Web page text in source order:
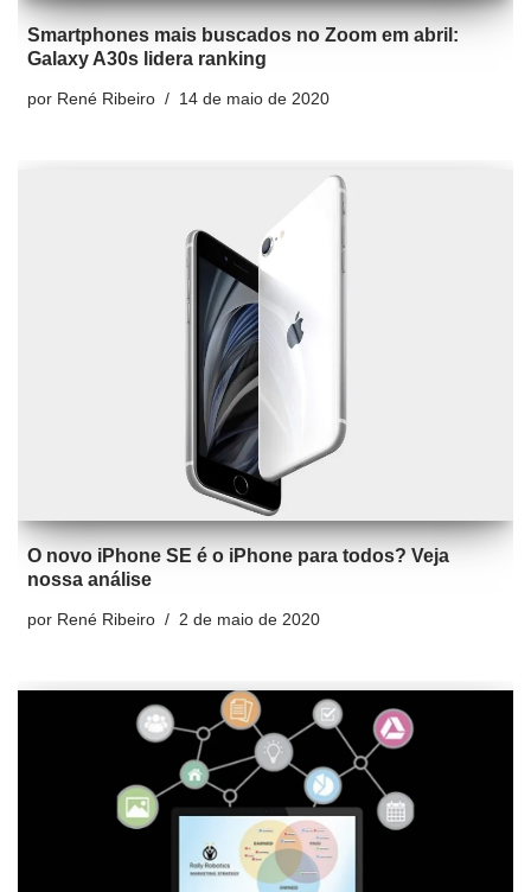
Smartphones mais buscados no Zoom em abril:
Galaxy A30s lidera ranking
por René Ribeiro 14 de maio de 2020
O novo iPhone SE é o iPhone para todos? Veja
nossa análise
por René Ribeiro 2 de maio de 2020